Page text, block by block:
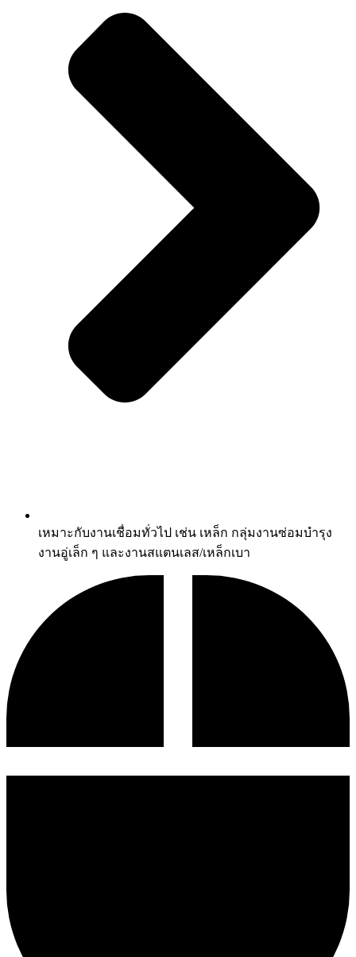
เหมาะกับงานเชื่อมทั่วไป เช่น เหล็ก กลุ่มงานซ่อมบำรุง
งานอู่เล็ก ๆ และงานสแตนเลส/เหล็กเบา